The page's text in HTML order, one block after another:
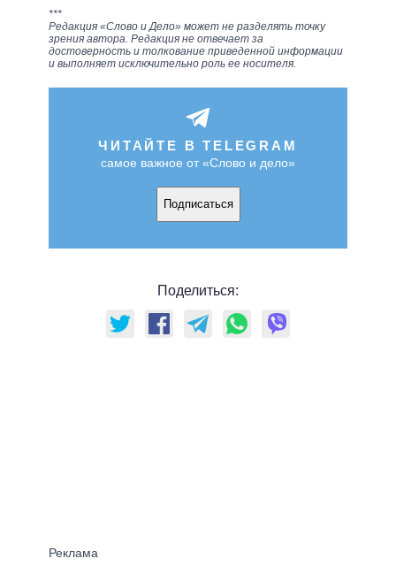
***
Редакция «Слово и Дело» может не разделять точку
зрения автора. Редакция не отвечает за
достоверность и толкование приведенной информации
и выполняет исключительно роль ее носителя.
ЧИТАЙТЕ В TELEGRAM
самое важное от «Слово и дело»
Подписаться
Поделиться: